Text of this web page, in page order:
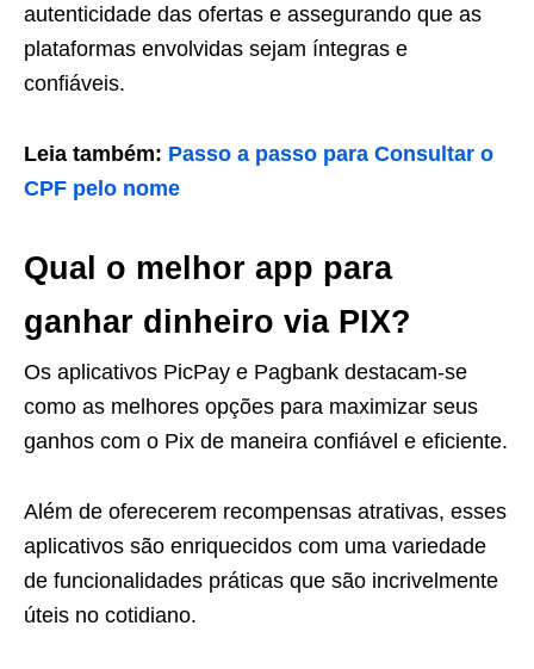
autenticidade das ofertas e assegurando que as
plataformas envolvidas sejam íntegras e
confiáveis.
Leia também: Passo a passo para Consultar o
CPF pelo nome
Qual o melhor app para
ganhar dinheiro via PIX?
Os aplicativos PicPay e Pagbank destacam-se
como as melhores opções para maximizar seus
ganhos com o Pix de maneira confiável e eficiente.
Além de oferecerem recompensas atrativas, esses
aplicativos são enriquecidos com uma variedade
de funcionalidades práticas que são incrivelmente
úteis no cotidiano.